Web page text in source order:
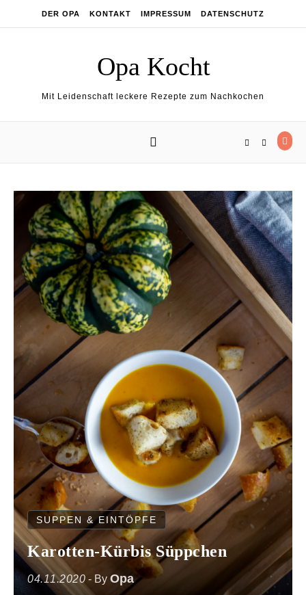
DER OPA KONTAKT IMPRESSUM DATENSCHUTZ
Opa Kocht
Mit Leidenschaft leckere Rezepte zum Nachkochen
SUPPEN & EINTÖPFE
Karotten-Kürbis Süppchen
04.11.2020 - By Opa